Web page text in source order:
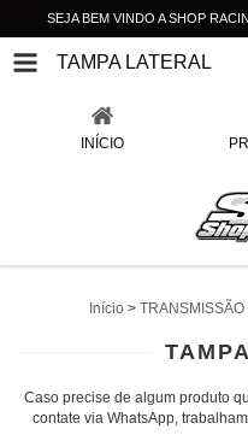
SEJA BEM VINDO A SHOP
TAMPA LATERAL
INÍCIO
Início > TRANSMISSÃO
Caso precise de algum produto
contate via WhatsApp,